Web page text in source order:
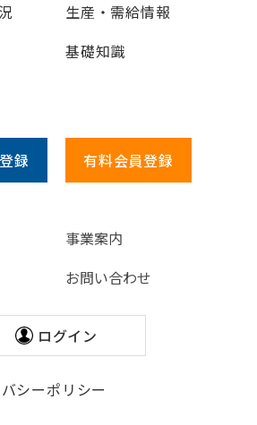
生産・需給情報
基礎知識
登録 有料会員登録
事業案内
お問い合わせ
ログイン
シーポリシー